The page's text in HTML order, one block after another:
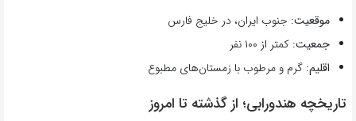
موقعیت: جنوب ایران، در خلیج فارس
جمعیت: کمتر از ۱۰۰ نفر
اقلیم: گرم و مرطوب با زمستان‌های مطبوع
تاریخچه هندورابی؛ از گذشته تا امروز